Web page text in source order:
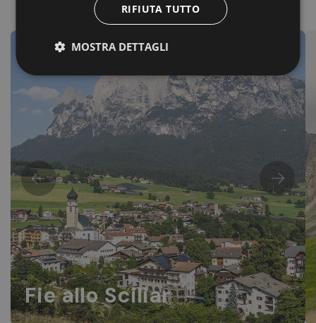
Fie allo Sciliar
RIFIUTA TUTTO
MOSTRA DETTAGLI